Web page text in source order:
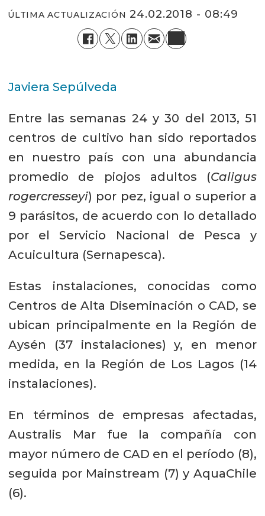
ÚLTIMA ACTUALIZACIÓN 24.02.2018 - 08:49
Javiera Sepúlveda
Entre las semanas 24 y 30 del 2013, 51
centros de cultivo han sido reportados
en nuestro país con una abundancia
promedio de piojos adultos (Caligus
rogercresseyi) por pez, igual o superior a
9 parásitos, de acuerdo con lo detallado
por el Servicio Nacional de Pesca y
Acuicultura (Sernapesca).
Estas instalaciones, conocidas como
Centros de Alta Diseminación o CAD, se
ubican principalmente en la Región de
Aysén (37 instalaciones) y, en menor
medida, en la Región de Los Lagos (14
instalaciones).
En términos de empresas afectadas,
Australis Mar fue la compañía con
mayor número de CAD en el período (8),
seguida por Mainstream (7) y AquaChile
(6).